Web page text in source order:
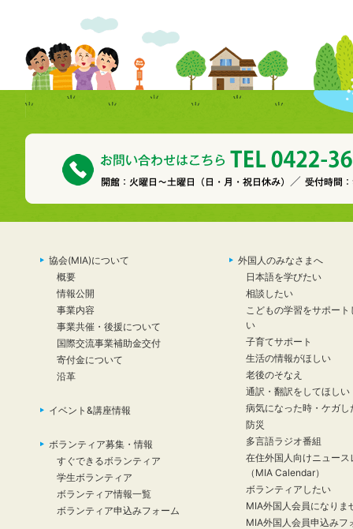
協会(MIA)について
概要
情報公開
事業内容
事業共催・後援について
国際交流事業補助金交付
寄付金について
沿革
イベント&講座情報
ボランティア募集・情報
すぐできるボランティア
学生ボランティア
ボランティア情報一覧
ボランティア申込みフォーム
外国人のみなさまへ
日本語を学びたい
相談したい
こどもの学習をサポート
い
子育てサポート
生活の情報がほしい
老後のそなえ
通訳・翻訳をしてほしい
病気になった時・ケガし
防災
多言語ラジオ番組
在住外国人向けニュース
（MIA Calendar）
ボランティアしたい
MIA外国人会員になりま
MIA外国人会員申込みフ